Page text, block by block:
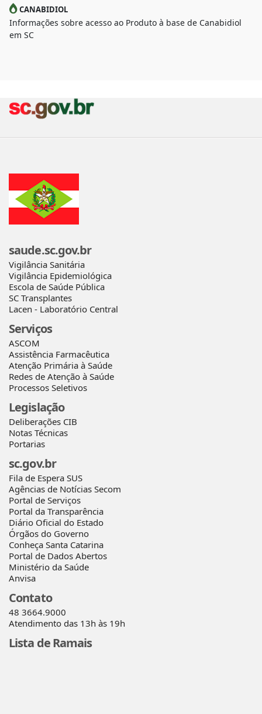
CANABIDIOL
Informações sobre acesso ao Produto à base de Canabidiol
em SC
saude.sc.gov.br
Vigilância Sanitária
Vigilância Epidemiológica
Escola de Saúde Pública
SC Transplantes
Lacen - Laboratório Central
Serviços
ASCOM
Assistência Farmacêutica
Atenção Primária à Saúde
Redes de Atenção à Saúde
Processos Seletivos
Legislação
Deliberações CIB
Notas Técnicas
Portarias
sc.gov.br
Fila de Espera SUS
Agências de Notícias Secom
Portal de Serviços
Portal da Transparência
Diário Oficial do Estado
Órgãos do Governo
Conheça Santa Catarina
Portal de Dados Abertos
Ministério da Saúde
Anvisa
Contato
48 3664.9000
Atendimento das 13h às 19h
Lista de Ramais